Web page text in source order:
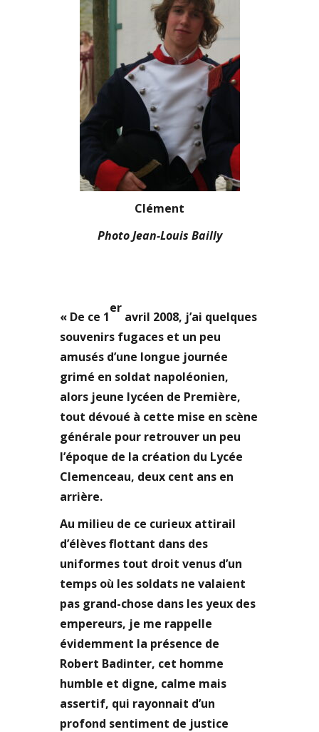
Clément
Photo Jean-Louis Bailly
« De ce 1
er
avril 2008, j’ai quelques
souvenirs fugaces et un peu
amusés d’une longue journée
grimé en soldat napoléonien,
alors jeune lycéen de Première,
tout dévoué à cette mise en scène
générale pour retrouver un peu
l’époque de la création du Lycée
Clemenceau, deux cent ans en
arrière.
Au milieu de ce curieux attirail
d’élèves flottant dans des
uniformes tout droit venus d’un
temps où les soldats ne valaient
pas grand-chose dans les yeux des
empereurs, je me rappelle
évidemment la présence de
Robert Badinter, cet homme
humble et digne, calme mais
assertif, qui rayonnait d’un
profond sentiment de justice